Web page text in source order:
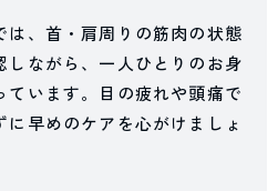
は、首・肩周りの筋肉の状態
しながら、一人ひとりのお身
います。目の疲れや頭痛で
早めのケアを心がけましょ